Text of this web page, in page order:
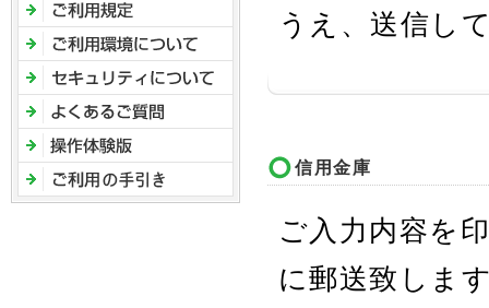
うえ、送信し
信用金庫
ご入力内容を
に郵送致しま